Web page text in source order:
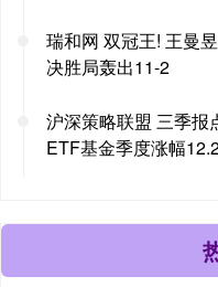
瑞和网 双冠王! 王曼
决胜局轰出11-2
沪深策略联盟 三季报
ETF基金季度涨幅